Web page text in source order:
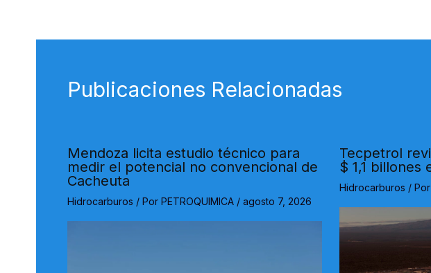
Publicaciones Relacionadas
Mendoza licita estudio técnico para
medir el potencial no convencional de
Cacheuta
Hidrocarburos / Por PETROQUIMICA / agosto 7, 2026
Tecpetrol
$ 1,1 billones
Hidrocarburos / Por